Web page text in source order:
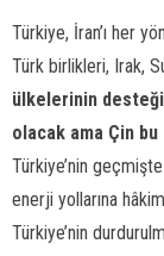
Türkiye, İran’ı her
Türk birlikleri, Irak,
ülkelerinin
olacak ama Çin
Türkiye’nin
enerji yollarına
Türkiye’nin